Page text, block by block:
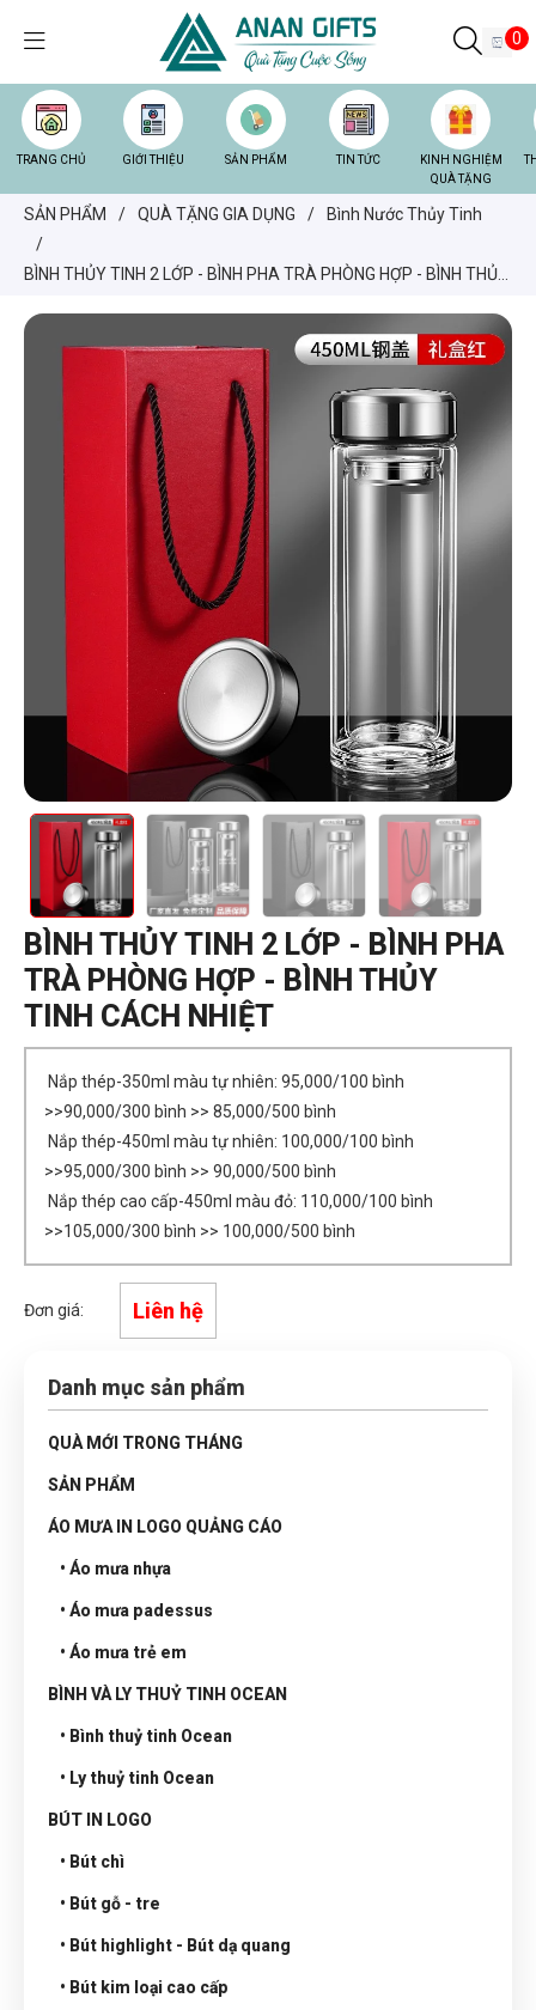
0
TRANG CHỦ GIỚI THIỆU SẢN PHẨM TIN TỨC
KINH NGHIỆM
QUÀ TẶNG
SẢN PHẨM / QUÀ TẶNG GIA DỤNG /
Bình Nước Thủy Tinh
/
BÌNH THỦY TINH 2 LỚP - BÌNH PHA TRÀ PHÒNG HỢP - BÌNH THỦY
BÌNH THỦY TINH 2 LỚP - BÌNH PHA
TRÀ PHÒNG HỢP - BÌNH THỦY
TINH CÁCH NHIỆT
Nắp thép-350ml màu tự nhiên: 95,000/100 bình
>>90,000/300 bình >> 85,000/500 bình
Nắp thép-450ml màu tự nhiên: 100,000/100 bình
>>95,000/300 bình >> 90,000/500 bình
Nắp thép cao cấp-450ml màu đỏ: 110,000/100 bình
>>105,000/300 bình >> 100,000/500 bình
Đơn giá: Liên hệ
Danh mục sản phẩm
QUÀ MỚI TRONG THÁNG
SẢN PHẨM
ÁO MƯA IN LOGO QUẢNG CÁO
• Áo mưa nhựa
• Áo mưa padessus
• Áo mưa trẻ em
BÌNH VÀ LY THUỶ TINH OCEAN
• Bình thuỷ tinh Ocean
• Ly thuỷ tinh Ocean
BÚT IN LOGO
• Bút chì
• Bút gỗ - tre
• Bút highlight - Bút dạ quang
• Bút kim loại cao cấp